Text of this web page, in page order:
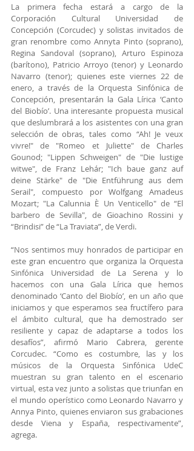
La primera fecha estará a cargo de la
Corporación Cultural Universidad de
Concepción (Corcudec) y solistas invitados de
gran renombre como Annyta Pinto (soprano),
Regina Sandoval (soprano), Arturo Espinoza
(barítono), Patricio Arroyo (tenor) y Leonardo
Navarro (tenor); quienes este viernes 22 de
enero, a través de la Orquesta Sinfónica de
Concepción, presentarán la Gala Lírica ‘Canto
del Biobío’. Una interesante propuesta musical
que deslumbrará a los asistentes con una gran
selección de obras, tales como “Ah! Je veux
vivre!" de "Romeo et Juliette" de Charles
Gounod; "Lippen Schweigen" de "Die lustige
witwe", de Franz Lehár; "Ich baue ganz auf
deine Stärke" de "Die Entführung aus dem
Serail", compuesto por Wolfgang Amadeus
Mozart; "La Calunnia È Un Venticello" de “El
barbero de Sevilla", de Gioachino Rossini y
“Brindisi” de “La Traviata”, de Verdi.
“Nos sentimos muy honrados de participar en
este gran encuentro que organiza la Orquesta
Sinfónica Universidad de La Serena y lo
hacemos con una Gala Lírica que hemos
denominado ‘Canto del Biobío’, en un año que
iniciamos y que esperamos sea fructífero para
el ámbito cultural, que ha demostrado ser
resiliente y capaz de adaptarse a todos los
desafíos”, afirmó Mario Cabrera, gerente
Corcudec. “Como es costumbre, las y los
músicos de la Orquesta Sinfónica UdeC
muestran su gran talento en el escenario
virtual, esta vez junto a solistas que triunfan en
el mundo operístico como Leonardo Navarro y
Annya Pinto, quienes enviaron sus grabaciones
desde Viena y España, respectivamente”,
agrega.